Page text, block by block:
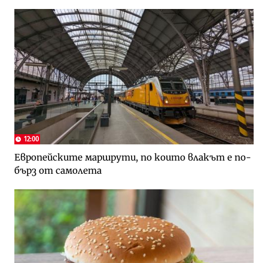
12:00
Европейските маршрути, по които влакът е по-
бърз от самолета